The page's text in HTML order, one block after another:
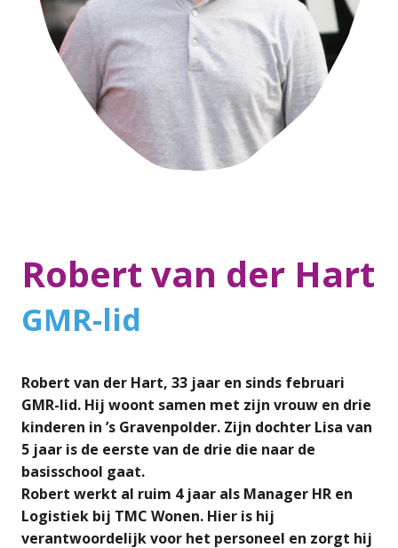
Robert van der Hart
GMR-lid
Robert van der Hart, 33 jaar en sinds februari
GMR-lid. Hij woont samen met zijn vrouw en drie
kinderen in ’s Gravenpolder. Zijn dochter Lisa van
5 jaar is de eerste van de drie die naar de
basisschool gaat.
Robert werkt al ruim 4 jaar als Manager HR en
Logistiek bij TMC Wonen. Hier is hij
verantwoordelijk voor het personeel en zorgt hij